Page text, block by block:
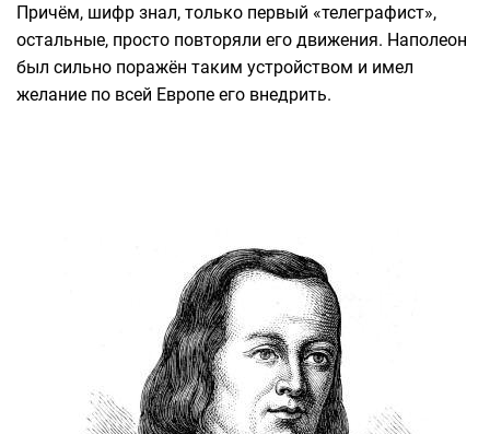
Причём, шифр знал, только первый «телеграфист»,
остальные, просто повторяли его движения. Наполеон
был сильно поражён таким устройством и имел
желание по всей Европе его внедрить.